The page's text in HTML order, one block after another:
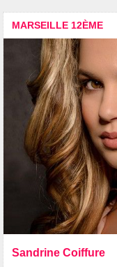
MARSEILLE 12ÈME
Sandrine Coiffure